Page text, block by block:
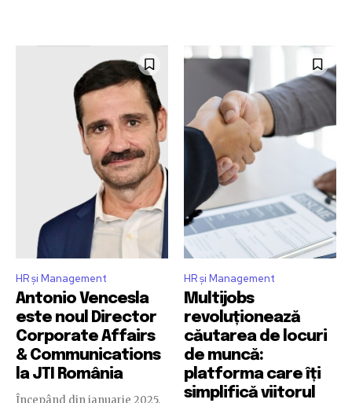
HR și Management
Antonio Vencesla
este noul Director
Corporate Affairs
& Communications
la JTI România
HR și Management
Multijobs
revoluționează
căutarea de locuri
de muncă:
platforma care îți
simplifică viitorul